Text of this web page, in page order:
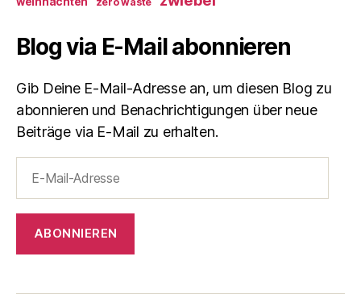
Blog via E-Mail abonnieren
Gib Deine E-Mail-Adresse an, um diesen Blog zu
abonnieren und Benachrichtigungen über neue
Beiträge via E-Mail zu erhalten.
Mail-
Adresse
ABONNIEREN